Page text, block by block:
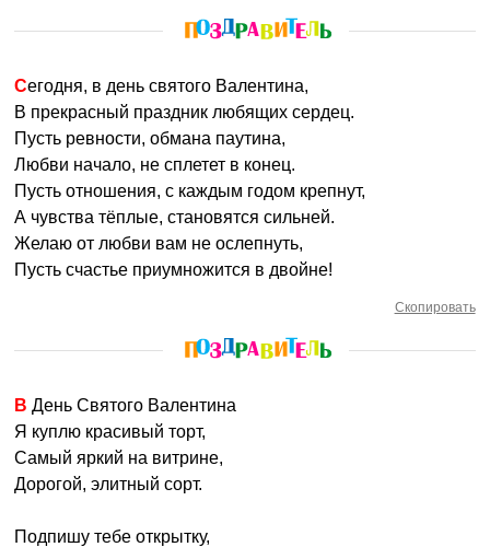
Сегодня, в день святого Валентина,
В прекрасный праздник любящих сердец.
Пусть ревности, обмана паутина,
Любви начало, не сплетет в конец.
Пусть отношения, с каждым годом крепнут,
А чувства тёплые, становятся сильней.
Желаю от любви вам не ослепнуть,
Пусть счастье приумножится в двойне!
Скопировать
В День Святого Валентина
Я куплю красивый торт,
Самый яркий на витрине,
Дорогой, элитный сорт.
Подпишу тебе открытку,